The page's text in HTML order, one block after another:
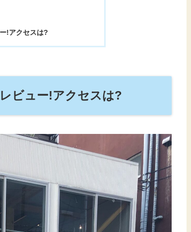
!アクセスは?
ビュー!アクセスは?